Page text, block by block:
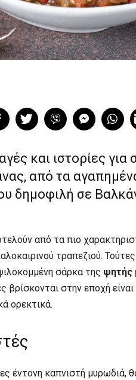
και ιστορίες για
από τα
δημοφιλή σε
από τα πιο
τραπεζιού.
σάρκα της ψητής
στην εποχή είναι
ορεκτικά.
έντονη καπνιστή μυρωδιά,